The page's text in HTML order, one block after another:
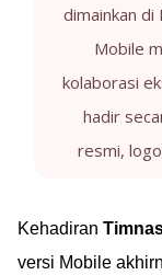
dimainkan di
Mobile
kolaborasi
hadir
resmi,
Kehadiran
versi Mobile